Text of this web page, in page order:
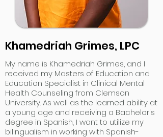
Khamedriah Grimes, LPC
My name is Khamedriah Grimes, and I
received my Masters of Education and
Education Specialist in Clinical Mental
Health Counseling from Clemson
University. As well as the learned ability at
a young age and receiving a Bachelor's
degree in Spanish, I want to utilize my
bilingualism in working with Spanish-